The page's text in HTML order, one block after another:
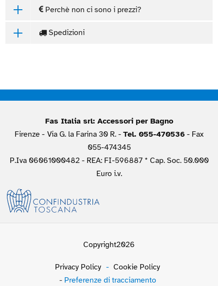
Perchè non ci sono i prezzi?
Spedizioni
Fas Italia srl: Accessori per Bagno
Firenze - Via G. la Farina 30 R. - Tel. 055-470536 - Fax
055-474345
P.Iva 06061000482 - REA: FI-596887 * Cap. Soc. 50.000
Euro i.v.
Copyright2026
Privacy Policy - Cookie Policy
- Preferenze di tracciamento